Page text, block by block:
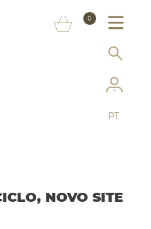
0
AO CONSUMIDOR
SERVIÇOS
PT
NOVO SITE